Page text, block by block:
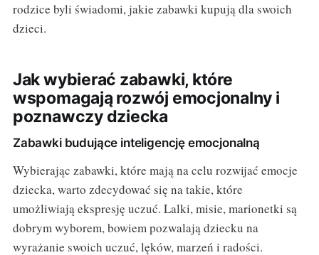
rodzice byli świadomi, jakie zabawki kupują dla swoich
dzieci.
Jak wybierać zabawki, które
wspomagają rozwój emocjonalny i
poznawczy dziecka
Zabawki budujące inteligencję emocjonalną
Wybierając zabawki, które mają na celu rozwijać emocje
dziecka, warto zdecydować się na takie, które
umożliwiają ekspresję uczuć. Lalki, misie, marionetki są
dobrym wyborem, bowiem pozwalają dziecku na
wyrażanie swoich uczuć, lęków, marzeń i radości.